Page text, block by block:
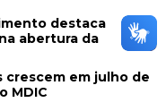
destaca
abertura da
crescem em julho de
MDIC